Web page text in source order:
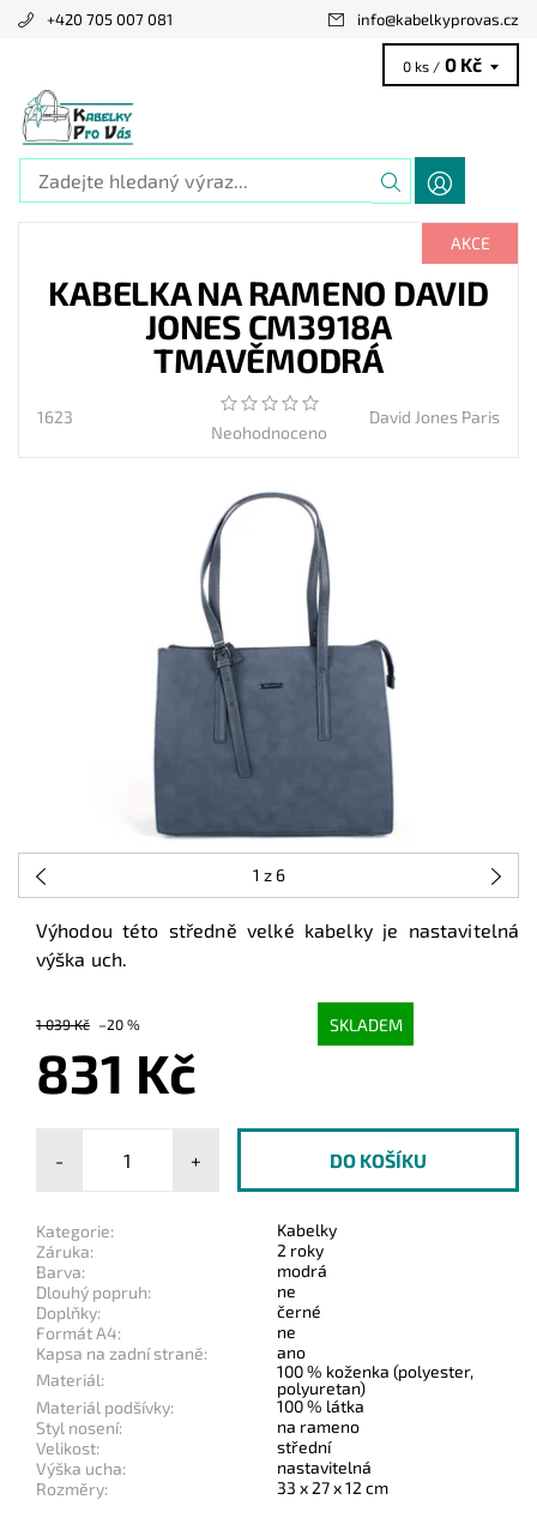
+420 705 007 081 info@kabelkyprovas.cz
0 ks / 0 Kč
AKCE
KABELKA NA RAMENO DAVID
JONES CM3918A
TMAVĚMODRÁ
1623
Neohodnoceno
David Jones Paris
1 z 6
Výhodou této středně velké kabelky je nastavitelná
výška uch.
1 039 Kč –20 % SKLADEM
831 Kč
- +
Kategorie:
Kabelky
Záruka:
2 roky
Barva:
modrá
Dlouhý popruh:
ne
Doplňky:
černé
Formát A4:
ne
Kapsa na zadní straně:
ano
Materiál:
100 % koženka (polyester,
polyuretan)
Materiál podšívky:
100 % látka
Styl nosení:
na rameno
Velikost:
střední
Výška ucha:
nastavitelná
Rozměry:
33 x 27 x 12 cm